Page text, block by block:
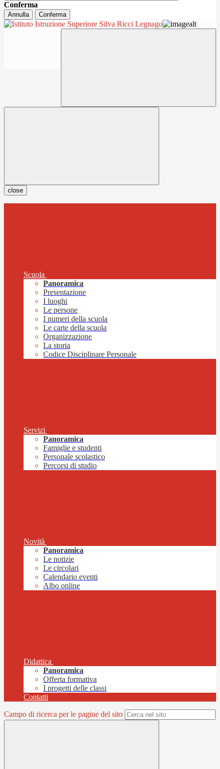
Conferma
Annulla Conferma
close
Scuola
Panoramica
Presentazione
I luoghi
Le persone
I numeri della scuola
Le carte della scuola
Organizzazione
La storia
Codice Disciplinare Personale
Servizi
Panoramica
Famiglie e studenti
Personale scolastico
Percorsi di studio
Novità
Panoramica
Le notizie
Le circolari
Calendario eventi
Albo online
Didattica
Panoramica
Offerta formativa
I progetti delle classi
Contatti
Campo di ricerca per le pagine del sito